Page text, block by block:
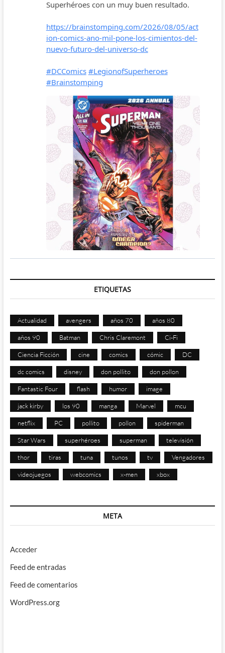
ETIQUETAS
Actualidad avengers años 70 años 80
años 90 Batman Chris Claremont Ci-Fi
Ciencia Ficción cine comics cómic DC
dc comics disney don pollito don pollon
Fantastic Four flash humor image
jack kirby los 90 manga Marvel mcu
netflix PC pollito pollon spiderman
Star Wars superhéroes superman televisión
thor tiras tuna tunos tv Vengadores
videojuegos webcomics x-men xbox
META
Acceder
Feed de entradas
Feed de comentarios
WordPress.org